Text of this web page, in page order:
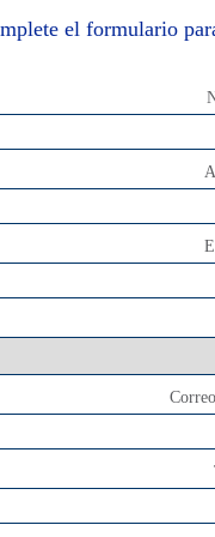
el formulario